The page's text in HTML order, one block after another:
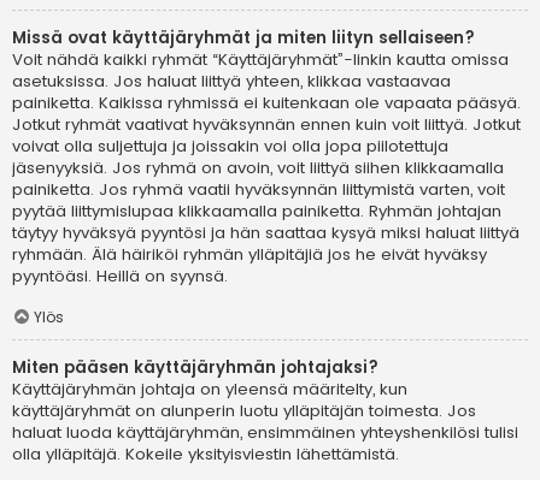
Missä ovat käyttäjäryhmät ja miten liityn sellaiseen?
Voit nähdä kaikki ryhmät “Käyttäjäryhmät”-linkin kautta omissa
asetuksissa. Jos haluat liittyä yhteen, klikkaa vastaavaa
painiketta. Kaikissa ryhmissä ei kuitenkaan ole vapaata pääsyä.
Jotkut ryhmät vaativat hyväksynnän ennen kuin voit liittyä. Jotkut
voivat olla suljettuja ja joissakin voi olla jopa piilotettuja
jäsenyyksiä. Jos ryhmä on avoin, voit liittyä siihen klikkaamalla
painiketta. Jos ryhmä vaatii hyväksynnän liittymistä varten, voit
pyytää liittymislupaa klikkaamalla painiketta. Ryhmän johtajan
täytyy hyväksyä pyyntösi ja hän saattaa kysyä miksi haluat liittyä
ryhmään. Älä häiriköi ryhmän ylläpitäjiä jos he eivät hyväksy
pyyntöäsi. Heillä on syynsä.
Ylös
Miten pääsen käyttäjäryhmän johtajaksi?
Käyttäjäryhmän johtaja on yleensä määritelty, kun
käyttäjäryhmät on alunperin luotu ylläpitäjän toimesta. Jos
haluat luoda käyttäjäryhmän, ensimmäinen yhteyshenkilösi tulisi
olla ylläpitäjä. Kokeile yksityisviestin lähettämistä.